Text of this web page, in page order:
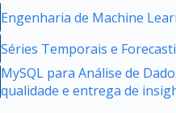
Engenharia de Machine
Séries Temporais e
MySQL para Análise de
qualidade e entrega de